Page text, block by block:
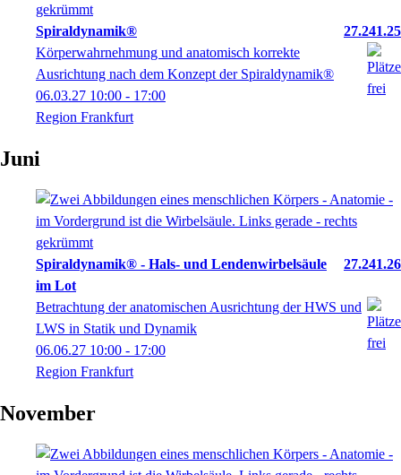
Spiraldynamik®
27.241.25
Körperwahrnehmung und anatomisch korrekte
Ausrichtung nach dem Konzept der Spiraldynamik®
06.03.27 10:00 - 17:00
Region Frankfurt
Juni
Spiraldynamik® - Hals- und Lendenwirbelsäule
im Lot
27.241.26
Betrachtung der anatomischen Ausrichtung der HWS und
LWS in Statik und Dynamik
06.06.27 10:00 - 17:00
Region Frankfurt
November